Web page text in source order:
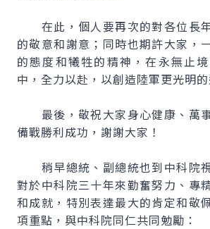
在此，個人要再次的對各位長
的敬意和謝意；同時也期許大家，
的態度和犧牲的精神，在永無止
中，全力以赴，以創造陸軍更光明的
最後，敬祝大家身心健康、萬
備戰勝利成功，謝謝大家！
稍早總統、副總統也到中科院
對於中科院三十年來勤奮努力、專
和成就，特別表達最大的肯定和敬
項重點，與中科院同仁共同勉勵：